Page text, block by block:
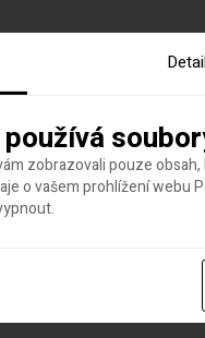
zobrazovali pouze
o vašem prohlížení webu